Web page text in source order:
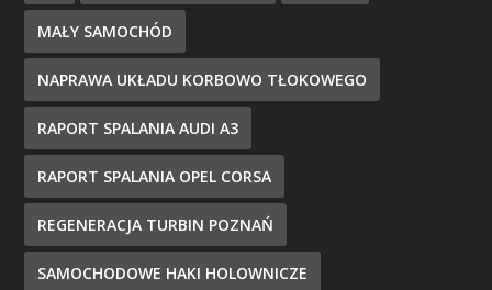
MAŁY SAMOCHÓD
NAPRAWA UKŁADU KORBOWO TŁOKOWEGO
RAPORT SPALANIA AUDI A3
RAPORT SPALANIA OPEL CORSA
REGENERACJA TURBIN POZNAŃ
SAMOCHODOWE HAKI HOLOWNICZE